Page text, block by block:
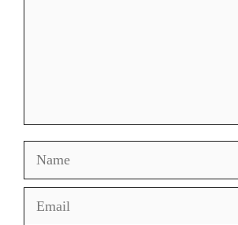
Name
Email